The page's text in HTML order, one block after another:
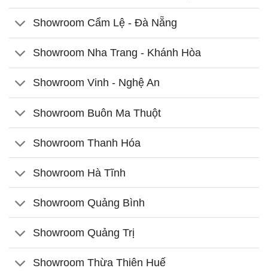
Showroom Cẩm Lệ - Đà Nẵng
Showroom Nha Trang - Khánh Hòa
Showroom Vinh - Nghệ An
Showroom Buôn Ma Thuột
Showroom Thanh Hóa
Showroom Hà Tĩnh
Showroom Quảng Bình
Showroom Quảng Trị
Showroom Thừa Thiên Huế